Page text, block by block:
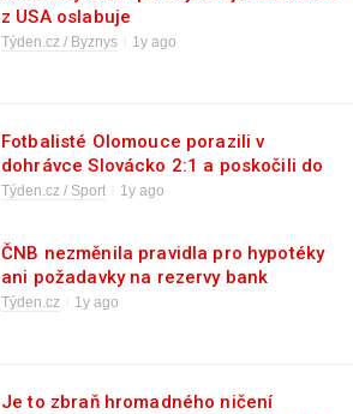
z USA oslabuje
Týden.cz / Byznys 1y ago
Fotbalisté Olomouce porazili v
dohrávce Slovácko 2:1 a poskočili do
první šestky
Týden.cz / Sport 1y ago
ČNB nezměnila pravidla pro hypotéky
ani požadavky na rezervy bank
Týden.cz 1y ago
Je to zbraň hromadného ničení